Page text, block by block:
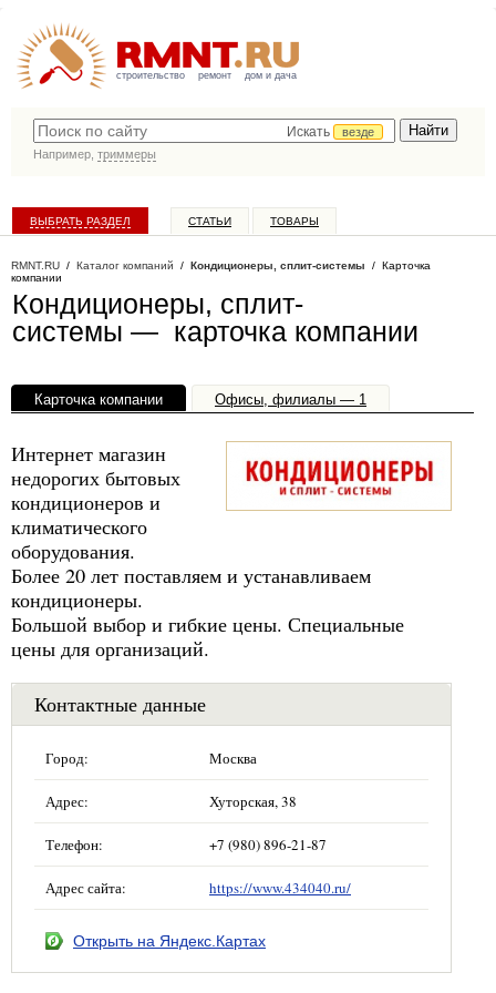
строительство ремонт дом и дача
Искать
везде
Например, триммеры
ВЫБРАТЬ РАЗДЕЛ СТАТЬИ ТОВАРЫ
RMNT.RU / Каталог компаний / Кондиционеры, сплит-системы / Карточка
компании
Кондиционеры, сплит-
системы — карточка компании
Карточка компании Офисы, филиалы — 1
Интернет магазин
недорогих бытовых
кондиционеров и
климатического
оборудования.
Более 20 лет поставляем и устанавливаем
кондиционеры.
Большой выбор и гибкие цены. Специальные
цены для организаций.
Контактные данные
Город: Москва
Адрес: Хуторская, 38
Телефон: +7 (980) 896-21-87
Адрес сайта: https://www.434040.ru/
Открыть на Яндекс.Картах